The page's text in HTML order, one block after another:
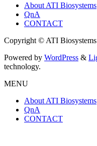
About ATI Biosystems
QnA
CONTACT
Copyright © ATI
Powered by WordPress &
technology.
MENU
About ATI Biosystems
QnA
CONTACT